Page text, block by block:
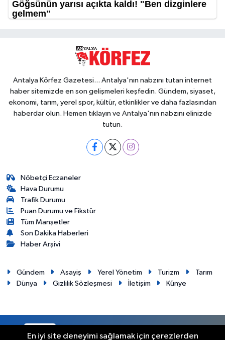
Antalya Körfez Gazetesi... Antalya'nın nabzını tutan internet
haber sitemizde en son gelişmeleri keşfedin. Gündem, siyaset,
ekonomi, tarım, yerel spor, kültür, etkinlikler ve daha fazlasından
haberdar olun. Hemen tıklayın ve Antalya'nın nabzını elinizde
tutun.
Nöbetçi Eczaneler
Hava Durumu
Trafik Durumu
Puan Durumu ve Fikstür
Tüm Manşetler
Son Dakika Haberleri
Haber Arşivi
Gündem Asayiş Yerel Yönetim Turizm
Tarım
Dünya
Gizlilik Sözleşmesi İletişim Künye
En iyi site deneyimi sağlamak için çerezlerden